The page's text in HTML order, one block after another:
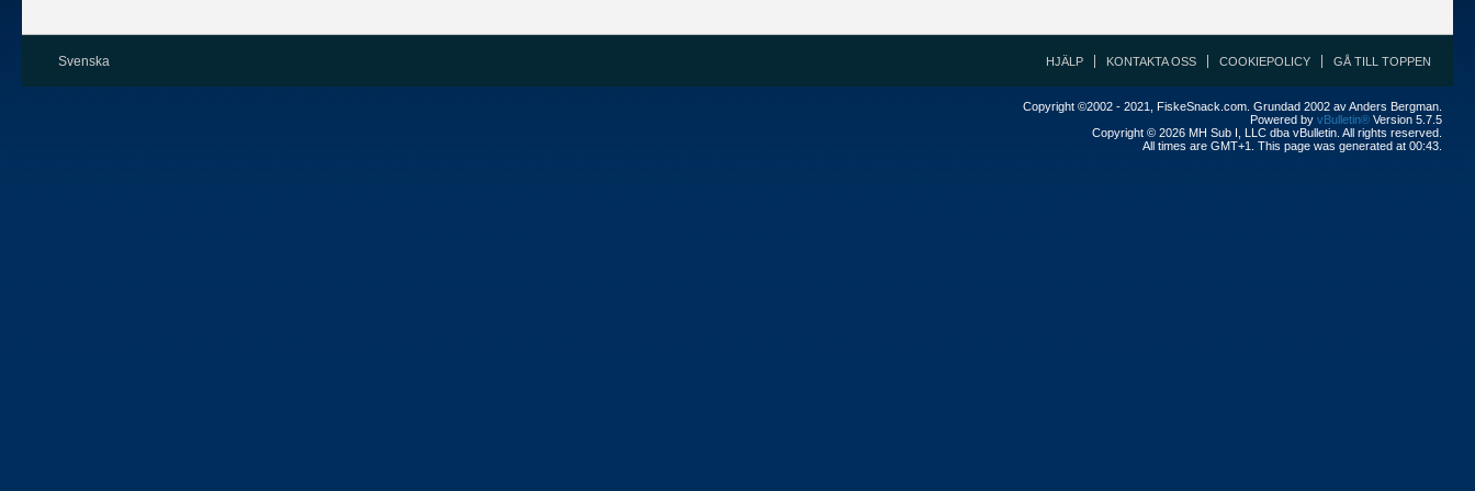
Svenska HJÄLP KONTAKTA OSS COOKIEPOLICY GÅ TILL TOPPEN
Copyright ©2002 - 2021, FiskeSnack.com. Grundad 2002 av Anders Bergman.
Powered by vBulletin® Version 5.7.5
Copyright © 2026 MH Sub I, LLC dba vBulletin. All rights reserved.
All times are GMT+1. This page was generated at 00:43.